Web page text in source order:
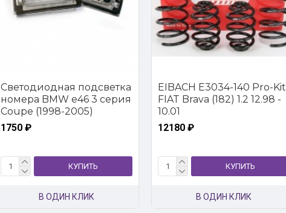
Светодиодная подсветка
номера BMW e46 3 серия
Coupe (1998-2005)
1750 ₽
КУПИТЬ
В ОДИН КЛИК
EIBACH E3034-140 Pro-Kit
FIAT Brava (182) 1.2 12.98 -
10.01
12180 ₽
КУПИТЬ
В ОДИН КЛИК